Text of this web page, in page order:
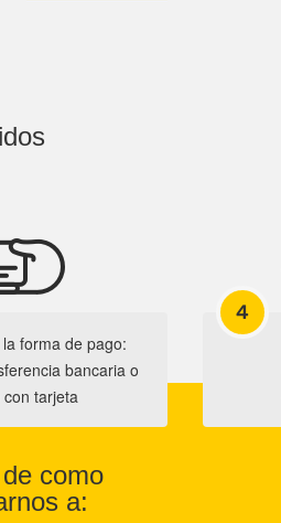
la forma de pago:
bancaria o
tarjeta
4
como
a: